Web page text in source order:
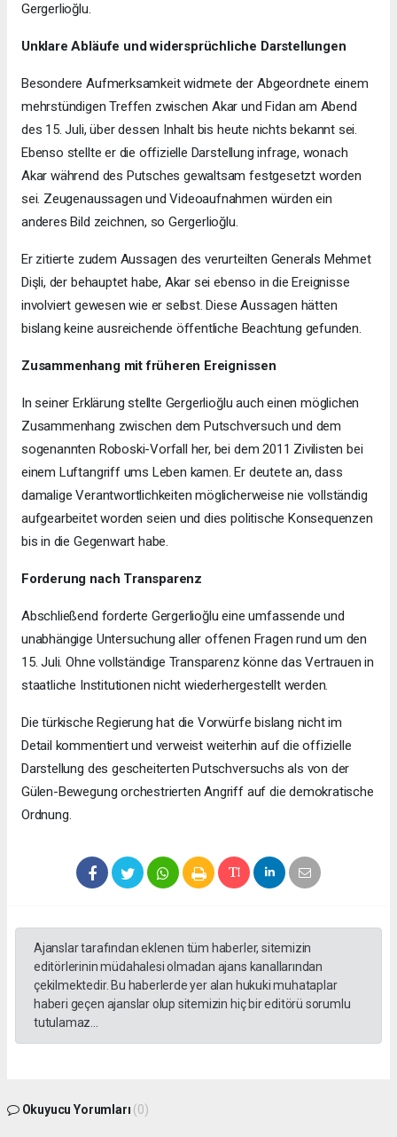
Gergerlioğlu.
Unklare Abläufe und widersprüchliche Darstellungen
Besondere Aufmerksamkeit widmete der Abgeordnete einem
mehrstündigen Treffen zwischen Akar und Fidan am Abend
des 15. Juli, über dessen Inhalt bis heute nichts bekannt sei.
Ebenso stellte er die offizielle Darstellung infrage, wonach
Akar während des Putsches gewaltsam festgesetzt worden
sei. Zeugenaussagen und Videoaufnahmen würden ein
anderes Bild zeichnen, so Gergerlioğlu.
Er zitierte zudem Aussagen des verurteilten Generals Mehmet
Dişli, der behauptet habe, Akar sei ebenso in die Ereignisse
involviert gewesen wie er selbst. Diese Aussagen hätten
bislang keine ausreichende öffentliche Beachtung gefunden.
Zusammenhang mit früheren Ereignissen
In seiner Erklärung stellte Gergerlioğlu auch einen möglichen
Zusammenhang zwischen dem Putschversuch und dem
sogenannten Roboski-Vorfall her, bei dem 2011 Zivilisten bei
einem Luftangriff ums Leben kamen. Er deutete an, dass
damalige Verantwortlichkeiten möglicherweise nie vollständig
aufgearbeitet worden seien und dies politische Konsequenzen
bis in die Gegenwart habe.
Forderung nach Transparenz
Abschließend forderte Gergerlioğlu eine umfassende und
unabhängige Untersuchung aller offenen Fragen rund um den
15. Juli. Ohne vollständige Transparenz könne das Vertrauen in
staatliche Institutionen nicht wiederhergestellt werden.
Die türkische Regierung hat die Vorwürfe bislang nicht im
Detail kommentiert und verweist weiterhin auf die offizielle
Darstellung des gescheiterten Putschversuchs als von der
Gülen-Bewegung orchestrierten Angriff auf die demokratische
Ordnung.
Ajanslar tarafından eklenen tüm haberler, sitemizin
editörlerinin müdahalesi olmadan ajans kanallarından
çekilmektedir. Bu haberlerde yer alan hukuki muhataplar
haberi geçen ajanslar olup sitemizin hiç bir editörü sorumlu
tutulamaz...
Okuyucu Yorumları (0)